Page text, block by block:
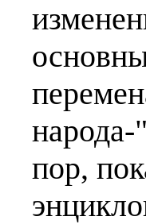
народа-
пор,